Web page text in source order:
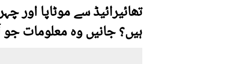
تھائیرائیڈ سے موٹاپا اور
ہیں؟ جانیں وہ معلومات